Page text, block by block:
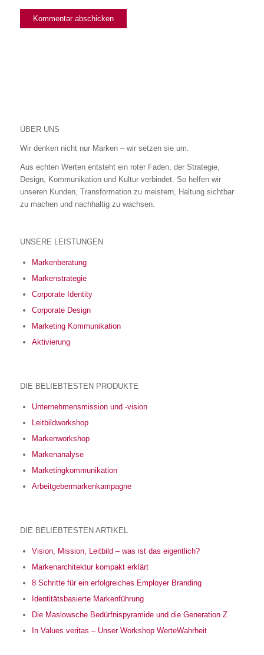
ÜBER UNS
Wir denken nicht nur Marken – wir setzen sie um.
Aus echten Werten entsteht ein roter Faden, der Strategie,
Design, Kommunikation und Kultur verbindet. So helfen wir
unseren Kunden, Transformation zu meistern, Haltung sichtbar
zu machen und nachhaltig zu wachsen.
UNSERE LEISTUNGEN
Markenberatung
Markenstrategie
Corporate Identity
Corporate Design
Marketing Kommunikation
Aktivierung
DIE BELIEBTESTEN PRODUKTE
Unternehmensmission und -vision
Leitbildworkshop
Markenworkshop
Markenanalyse
Marketingkommunikation
Arbeitgebermarkenkampagne
DIE BELIEBTESTEN ARTIKEL
Vision, Mission, Leitbild – was ist das eigentlich?
Markenarchitektur kompakt erklärt
8 Schritte für ein erfolgreiches Employer Branding
Identitätsbasierte Markenführung
Die Maslowsche Bedürfnispyramide und die Generation Z
In Values veritas – Unser Workshop WerteWahrheit